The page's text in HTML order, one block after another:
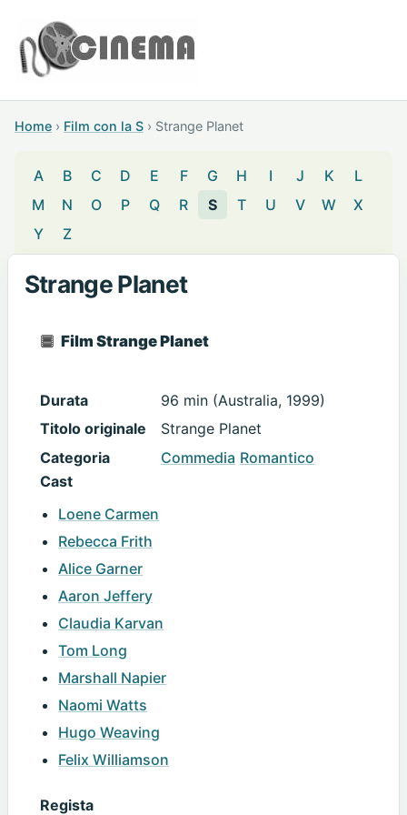
Home › Film con la S › Strange Planet
A B C D E F G H I J K
L
M
N O P Q R S T U V W
X
Y
Z
Strange Planet
Film Strange Planet
Durata
96 min (Australia, 1999)
Titolo originale
Strange Planet
Categoria
Commedia Romantico
Cast
Loene Carmen
Rebecca Frith
Alice Garner
Aaron Jeffery
Claudia Karvan
Tom Long
Marshall Napier
Naomi Watts
Hugo Weaving
Felix Williamson
Regista